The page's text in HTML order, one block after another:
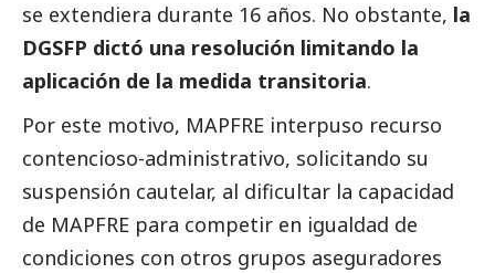
se extendiera durante 16 años. No obstante, la
DGSFP dictó una resolución limitando la
aplicación de la medida transitoria.
Por este motivo, MAPFRE interpuso recurso
contencioso-administrativo, solicitando su
suspensión cautelar, al dificultar la capacidad
de MAPFRE para competir en igualdad de
condiciones con otros grupos aseguradores